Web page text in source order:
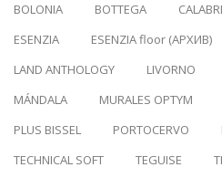
BOLONIA
BOTTEGA
ESENZIA
ESENZIA floor (АРХИВ)
LAND ANTHOLOGY
LIVORNO
MÁNDALA
MURALES OPTYM
PLUS BISSEL
PORTOCERVO
TECHNICAL SOFT
TEGUISE